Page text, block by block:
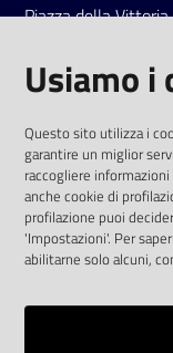
Piazza della
Tel.0522 7961
LinkedinFacebook
Usiamo i
Questo sito utilizza i
garantire un miglior
raccogliere
anche cookie di
profilazione puoi
'Impostazioni'. Per
abilitarne solo alcuni,